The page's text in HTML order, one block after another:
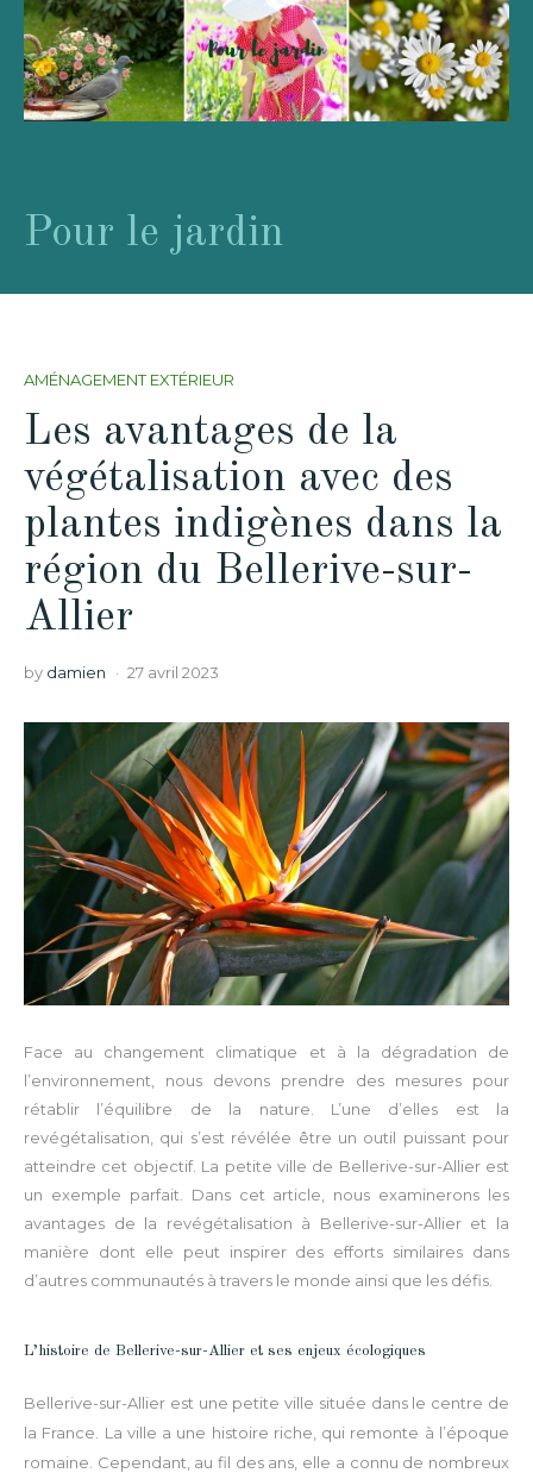
Pour le jardin
AMÉNAGEMENT EXTÉRIEUR
Les avantages de la
végétalisation avec des
plantes indigènes dans la
région du Bellerive-sur-
Allier
by damien 27 avril 2023
Face au changement climatique et à la dégradation de
l’environnement, nous devons prendre des mesures pour
rétablir l’équilibre de la nature. L’une d’elles est la
revégétalisation, qui s’est révélée être un outil puissant pour
atteindre cet objectif. La petite ville de Bellerive-sur-Allier est
un exemple parfait. Dans cet article, nous examinerons les
avantages de la revégétalisation à Bellerive-sur-Allier et la
manière dont elle peut inspirer des efforts similaires dans
d’autres communautés à travers le monde ainsi que les défis.
L’histoire de Bellerive-sur-Allier et ses enjeux écologiques
Bellerive-sur-Allier est une petite ville située dans le centre de
la France. La ville a une histoire riche, qui remonte à l’époque
romaine. Cependant, au fil des ans, elle a connu de nombreux